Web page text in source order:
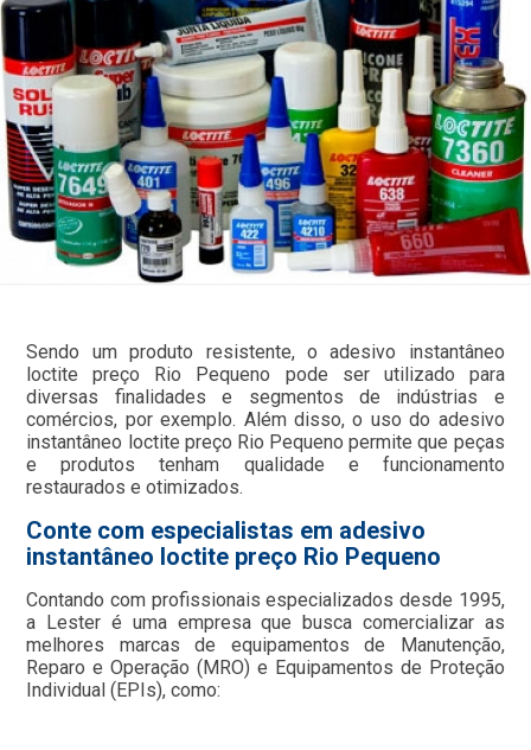
Sendo um produto resistente, o adesivo instantâneo
loctite preço Rio Pequeno pode ser utilizado para
diversas finalidades e segmentos de indústrias e
comércios, por exemplo. Além disso, o uso do adesivo
instantâneo loctite preço Rio Pequeno permite que peças
e produtos tenham qualidade e funcionamento
restaurados e otimizados.
Conte com especialistas em adesivo
instantâneo loctite preço Rio Pequeno
Contando com profissionais especializados desde 1995,
a Lester é uma empresa que busca comercializar as
melhores marcas de equipamentos de Manutenção,
Reparo e Operação (MRO) e Equipamentos de Proteção
Individual (EPIs), como: